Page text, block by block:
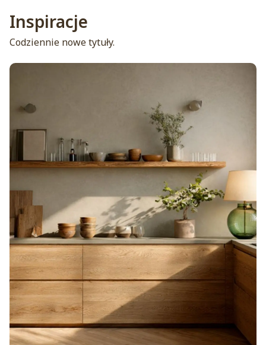
Inspiracje
Codziennie nowe tytuły.